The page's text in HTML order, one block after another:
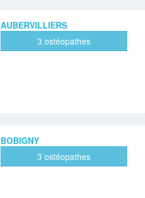
AUBERVILLIERS
3 ostéopathes
BOBIGNY
3 ostéopathes